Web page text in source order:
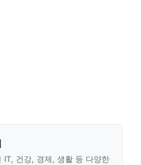
IT, 건강, 경제, 생활 등 다양한